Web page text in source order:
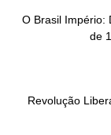
O Brasil Império:
de
Revolução